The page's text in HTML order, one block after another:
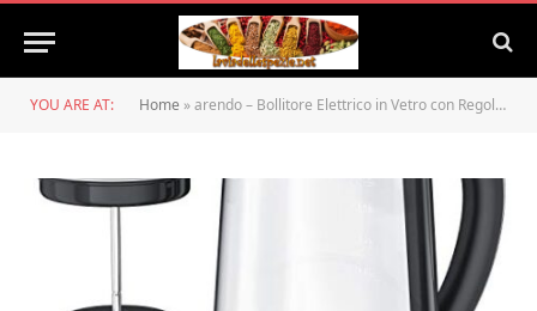
YOU ARE AT: Home »arendo – Bollitore Elettrico in Vetro con Regolazione della Temperatura e Accessorio infusore – BPA Free – Temperature Regolabili 40-70 – 80-100 Gradi